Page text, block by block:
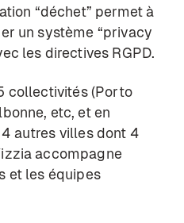
“déchet” permet à
un système “privacy
les directives RGPD.
collectivités (Porto
etc, et en
autres villes dont 4
accompagne
et les équipes